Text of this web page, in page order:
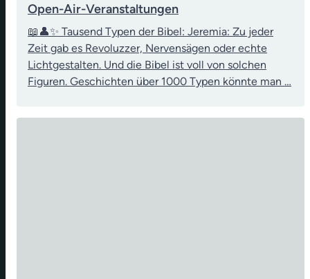
Open-Air-Veranstaltungen
📖👤✨ Tausend Typen der Bibel: Jeremia: Zu jeder
Zeit gab es Revoluzzer, Nervensägen oder echte
Lichtgestalten. Und die Bibel ist voll von solchen
Figuren. Geschichten über 1000 Typen könnte man …